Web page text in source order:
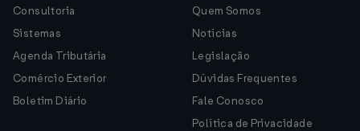
Consultoria
Sistemas
Agenda Tributária
Comércio Exterior
Boletim Diário
Quem Somos
Notícias
Legislação
Dúvidas Frequentes
Fale Conosco
Política de Privacidade